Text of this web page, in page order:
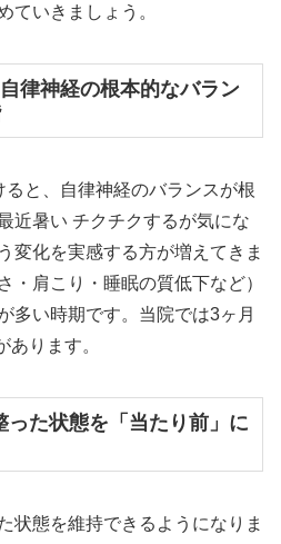
ていきましょう。
律神経の根本的なバラン
と、自律神経のバランスが根
近暑い チクチクするが気にな
変化を実感する方が増えてきま
・肩こり・睡眠の質低下など）
多い時期です。当院では3ヶ月
あります。
た状態を「当たり前」に
状態を維持できるようになりま